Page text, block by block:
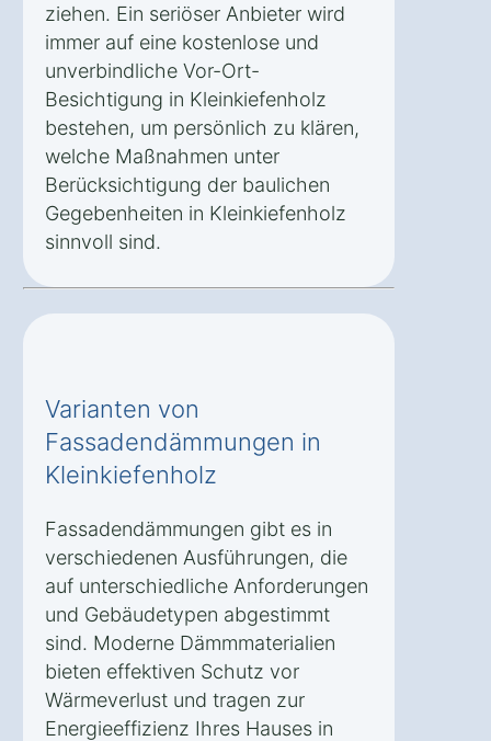
ziehen. Ein seriöser Anbieter wird
immer auf eine kostenlose und
unverbindliche Vor-Ort-
Besichtigung in Kleinkiefenholz
bestehen, um persönlich zu klären,
welche Maßnahmen unter
Berücksichtigung der baulichen
Gegebenheiten in Kleinkiefenholz
sinnvoll sind.
Varianten von
Fassadendämmungen in
Kleinkiefenholz
Fassadendämmungen gibt es in
verschiedenen Ausführungen, die
auf unterschiedliche Anforderungen
und Gebäudetypen abgestimmt
sind. Moderne Dämmmaterialien
bieten effektiven Schutz vor
Wärmeverlust und tragen zur
Energieeffizienz Ihres Hauses in